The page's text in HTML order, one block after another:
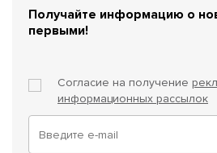
Получайте информацию о
первыми!
Согласие на получение
информационных рассылок